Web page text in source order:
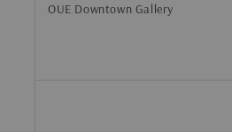
OUE Downtown Gallery